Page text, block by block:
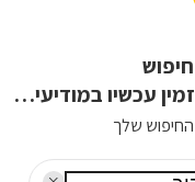
במודיעין-מכבים-רעות
שלך